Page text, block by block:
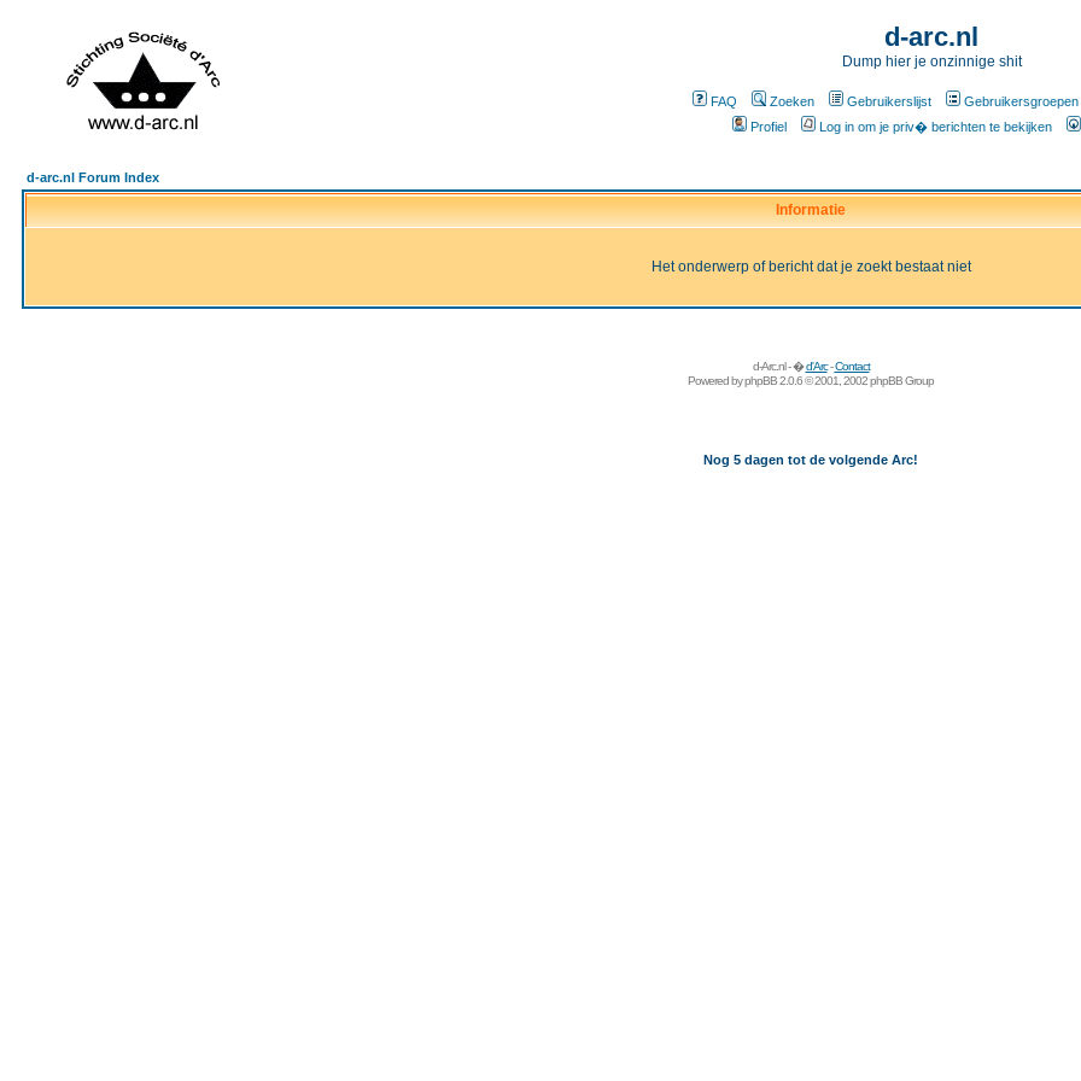
d-arc.nl
Dump hier je onzinnige shit
FAQ Zoeken Gebruikerslijst Gebruikersgroepen
Profiel
Log in om je priv� berichten te bekijken
d-arc.nl Forum Index
Informatie
Het onderwerp of bericht dat je zoekt bestaat niet
d-Arc.nl - �d'Arc-Contact
Powered byphpBB2.0.6 © 2001, 2002 phpBB Group
Nog 5 dagen tot de volgende Arc!